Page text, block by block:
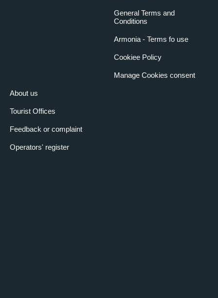
About us
Tourist Offices
Feedback or complaint
Operators' register
General Terms and
Conditions
Armonia - Terms fo use
Cookiee Policy
Manage Cookies consent